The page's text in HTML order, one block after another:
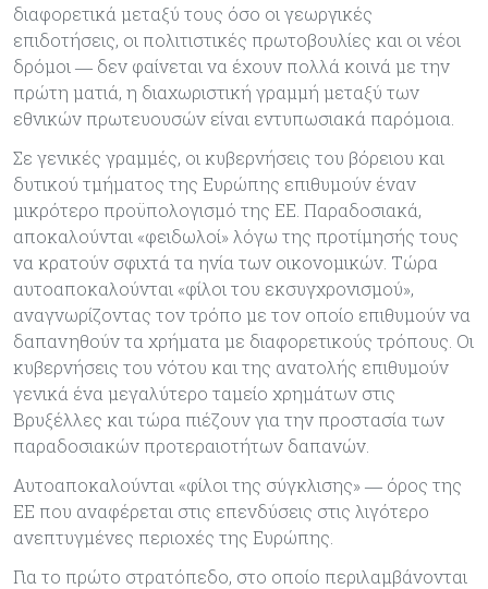
διαφορετικά μεταξύ τους όσο οι γεωργικές
επιδοτήσεις, οι πολιτιστικές πρωτοβουλίες και οι νέοι
δρόμοι ― δεν φαίνεται να έχουν πολλά κοινά με την
πρώτη ματιά, η διαχωριστική γραμμή μεταξύ των
εθνικών πρωτευουσών είναι εντυπωσιακά παρόμοια.
Σε γενικές γραμμές, οι κυβερνήσεις του βόρειου και
δυτικού τμήματος της Ευρώπης επιθυμούν έναν
μικρότερο προϋπολογισμό της ΕΕ. Παραδοσιακά,
αποκαλούνται «φειδωλοί» λόγω της προτίμησής τους
να κρατούν σφιχτά τα ηνία των οικονομικών. Τώρα
αυτοαποκαλούνται «φίλοι του εκσυγχρονισμού»,
αναγνωρίζοντας τον τρόπο με τον οποίο επιθυμούν να
δαπανηθούν τα χρήματα με διαφορετικούς τρόπους. Οι
κυβερνήσεις του νότου και της ανατολής επιθυμούν
γενικά ένα μεγαλύτερο ταμείο χρημάτων στις
Βρυξέλλες και τώρα πιέζουν για την προστασία των
παραδοσιακών προτεραιοτήτων δαπανών.
Αυτοαποκαλούνται «φίλοι της σύγκλισης» ― όρος της
ΕΕ που αναφέρεται στις επενδύσεις στις λιγότερο
ανεπτυγμένες περιοχές της Ευρώπης.
Για το πρώτο στρατόπεδο, στο οποίο περιλαμβάνονται